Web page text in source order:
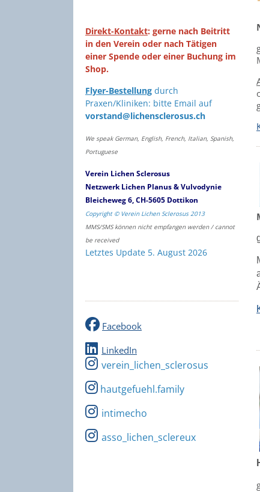
Direkt-Kontakt: gerne nach Beitritt
in den Verein oder nach Tätigen
einer Spende oder einer Buchung im
Shop.
Flyer-Bestellung durch
Praxen/Kliniken: bitte Email auf
vorstand@lichensclerosus.ch
We speak German, English, French, Italian, Spanish,
Portuguese
Verein Lichen Sclerosus
Netzwerk Lichen Planus & Vulvodynie
Bleicheweg 6, CH-5605 Dottikon
Copyright © Verein Lichen Sclerosus 2013
MMS/SMS können nicht empfangen werden / cannot
be received
Letztes Update 5. August 2026
Facebook
LinkedIn
verein_lichen_sclerosus
hautgefuehl.family
intimecho
asso_lichen_sclereux